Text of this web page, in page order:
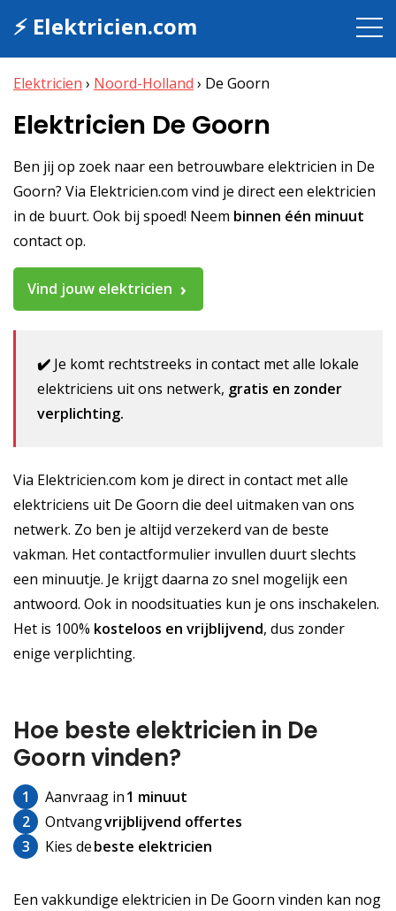
⚡ Elektricien.com
Elektricien › Noord-Holland › De Goorn
Elektricien De Goorn
Ben jij op zoek naar een betrouwbare elektricien in De
Goorn? Via Elektricien.com vind je direct een elektricien
in de buurt. Ook bij spoed! Neem binnen één minuut
contact op.
Vind jouw elektricien
✔️ Je komt rechtstreeks in contact met alle lokale
elektriciens uit ons netwerk, gratis en zonder
verplichting.
Via Elektricien.com kom je direct in contact met alle
elektriciens uit De Goorn die deel uitmaken van ons
netwerk. Zo ben je altijd verzekerd van de beste
vakman. Het contactformulier invullen duurt slechts
een minuutje. Je krijgt daarna zo snel mogelijk een
antwoord. Ook in noodsituaties kun je ons inschakelen.
Het is 100% kosteloos en vrijblijvend, dus zonder
enige verplichting.
Hoe beste elektricien in De
Goorn vinden?
1 Aanvraag in1 minuut
2
Ontvangvrijblijvend offertes
3
Kies debeste elektricien
Een vakkundige elektricien in De Goorn vinden kan nog